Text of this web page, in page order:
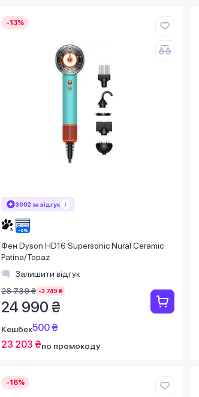
-13%
300₴ за відгук
Фен Dyson HD16 Supersonic Nural Ceramic
Patina/Topaz
Залишити відгук
28 739 ₴ -3 749 ₴
24 990 ₴
Кешбек500 ₴
23 203 ₴по промокоду
-16%